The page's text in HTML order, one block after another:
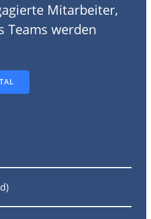
Mitarbeiter,
Teams werden